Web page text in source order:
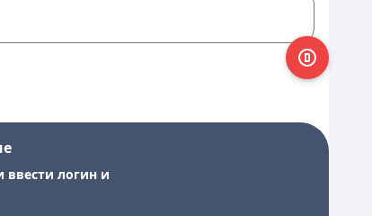
ввести логин и